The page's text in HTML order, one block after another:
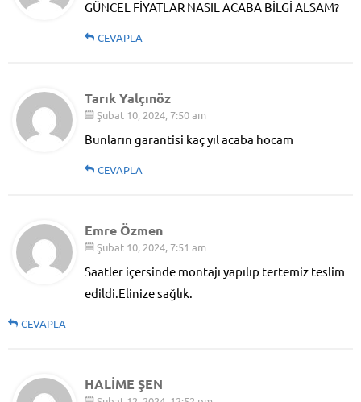
GÜNCEL FİYATLAR NASIL ACABA BİLGİ ALSAM?
CEVAPLA
Tarık Yalçınöz
Şubat 10, 2024, 7:50 am
Bunların garantisi kaç yıl acaba hocam
CEVAPLA
Emre Özmen
Şubat 10, 2024, 7:51 am
Saatler içersinde montajı yapılıp tertemiz teslim
edildi.Elinize sağlık.
CEVAPLA
HALİME ŞEN